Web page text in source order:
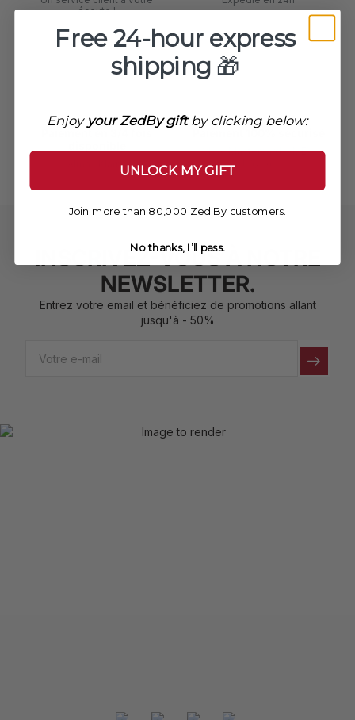
écoute !
Paiement en 3/4 fois
Alma / Klarna
Paiement 100% sécurisé
VISA, Mastercard, AMEX,
INSCRIVEZ-VOUS À NOTRE
NEWSLETTER.
Entrez votre email et bénéficiez de promotions allant
jusqu'à - 50%
Free 24-hour express
shipping 🎁
Enjoy your ZedBy giftby clicking below:
UNLOCK MY GIFT
Join more than 80,000 Zed By customers.
No thanks, I’ll pass.